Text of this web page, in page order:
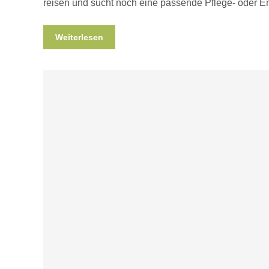
reisen und sucht noch eine passende Pflege- oder
Weiterlesen